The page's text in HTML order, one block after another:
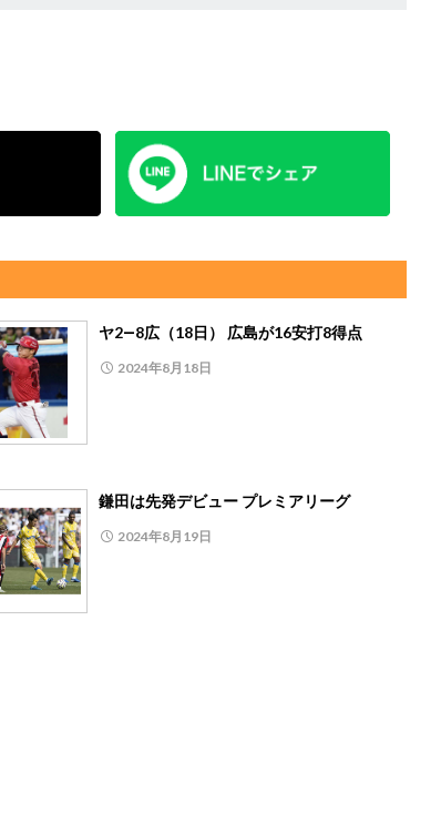
ヤ2―8広（18日） 広島が16安打8得点
2024年8月18日
鎌田は先発デビュー プレミアリーグ
2024年8月19日